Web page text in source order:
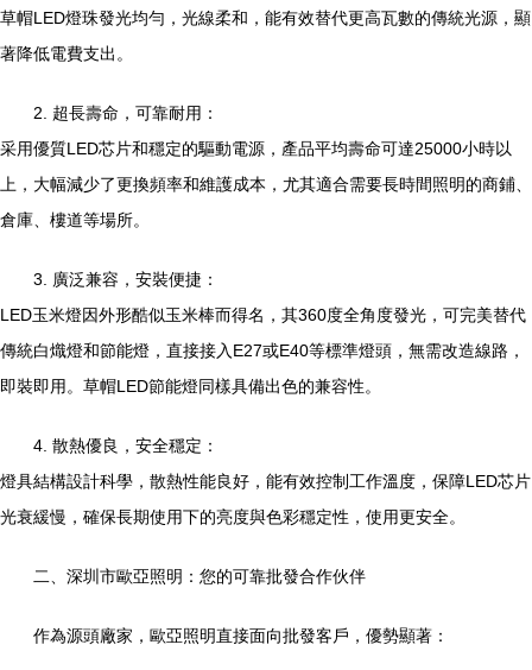
草帽LED燈珠發光均勻，光線柔和，能有效替代更高瓦數的傳統光源，顯
著降低電費支出。
2. 超長壽命，可靠耐用：
采用優質LED芯片和穩定的驅動電源，產品平均壽命可達25000小時以
上，大幅減少了更換頻率和維護成本，尤其適合需要長時間照明的商鋪、
倉庫、樓道等場所。
3. 廣泛兼容，安裝便捷：
LED玉米燈因外形酷似玉米棒而得名，其360度全角度發光，可完美替代
傳統白熾燈和節能燈，直接接入E27或E40等標準燈頭，無需改造線路，
即裝即用。草帽LED節能燈同樣具備出色的兼容性。
4. 散熱優良，安全穩定：
燈具結構設計科學，散熱性能良好，能有效控制工作溫度，保障LED芯片
光衰緩慢，確保長期使用下的亮度與色彩穩定性，使用更安全。
二、深圳市歐亞照明：您的可靠批發合作伙伴
作為源頭廠家，歐亞照明直接面向批發客戶，優勢顯著：